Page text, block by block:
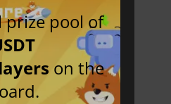
prize pool of
on the